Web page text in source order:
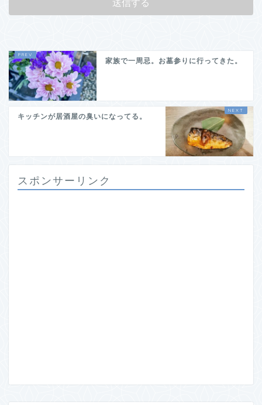
家族で一周忌。お墓参りに行ってきた。
キッチンが居酒屋の臭いになってる。
スポンサーリンク